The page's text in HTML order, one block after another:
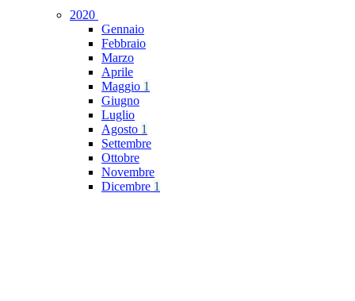
2020
Gennaio
Febbraio
Marzo
Aprile
Maggio 1
Giugno
Luglio
Agosto 1
Settembre
Ottobre
Novembre
Dicembre 1